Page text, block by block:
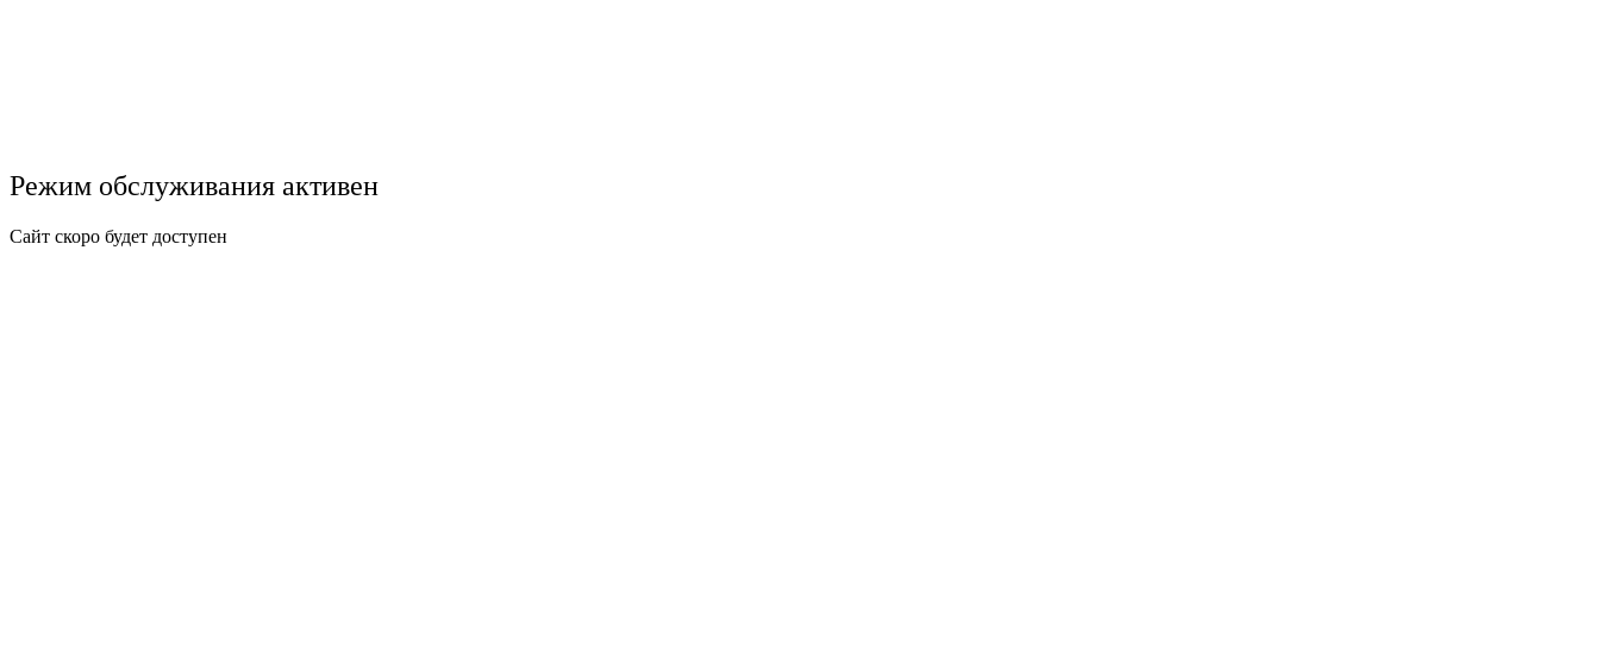
Режим обслуживания активен
Сайт скоро будет доступен